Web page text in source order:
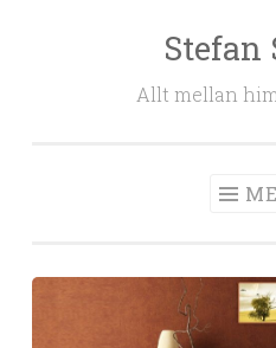
Stefan
Allt mellan